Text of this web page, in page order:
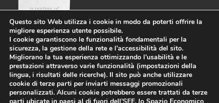
Questo sito Web utilizza i cookie in modo da poterti offrire la
migliore esperienza utente possibile.
I cookie garantiscono le funzionalità fondamentali per la
sicurezza, la gestione della rete e l’accessibilità del sito.
Migliorano la tua esperienza ottimizzando l’usabilità e le
prestazioni attraverso varie funzionalità (impostazioni della
lingua, i risultati delle ricerche). Il sito può anche utilizzare
cookie di terze parti per inviarti messaggi promozionali
personalizzati. Alcuni cookie potrebbero essere trattati da terze